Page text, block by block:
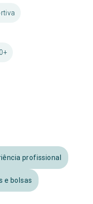
profissional
e bolsas